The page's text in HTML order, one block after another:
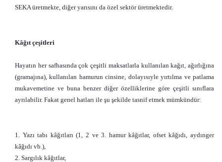
SEKA üretmekte, diğer yarısını da özel sektör üretmektedir.
Kâğıt çeşitleri
Hayatın her safhasında çok çeşitli maksatlarla kullanılan kağıt, ağırlığına
(gramajına), kullanılan hamurun cinsine, dolayısıyle yırtılma ve patlama
mukavemetine ve buna benzer diğer özelliklerine göre çeşitli sınıflara
ayrılabilir. Fakat genel hatları ile şu şekilde tasnif etmek mümkündür:
1. Yazı tabı kâğıtları (1, 2 ve 3. hamur kâğıtlar, ofset kâğıdı, aydınger
kâğıdı vb.),
2. Sargılık kâğıtlar,